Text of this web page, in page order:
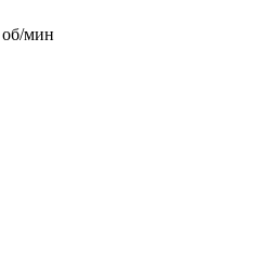
об/мин